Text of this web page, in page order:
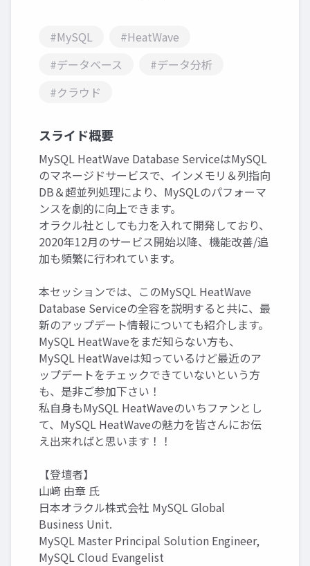
#MySQL
#HeatWave
#データベース
#データ分析
#クラウド
スライド概要
MySQL HeatWave Database ServiceはMySQL
のマネージドサービスで、インメモリ＆列指向
DB＆超並列処理により、MySQLのパフォーマ
ンスを劇的に向上できます。
オラクル社としても力を入れて開発しており、
2020年12月のサービス開始以降、機能改善/追
加も頻繁に行われています。
本セッションでは、このMySQL HeatWave
Database Serviceの全容を説明すると共に、最
新のアップデート情報についても紹介します。
MySQL HeatWaveをまだ知らない方も、
MySQL HeatWaveは知っているけど最近のア
ップデートをチェックできていないという方
も、是非ご参加下さい！
私自身もMySQL HeatWaveのいちファンとし
て、MySQL HeatWaveの魅力を皆さんにお伝
え出来ればと思います！！
【登壇者】
山﨑 由章 氏
日本オラクル株式会社 MySQL Global
Business Unit.
MySQL Master Principal Solution Engineer,
MySQL Cloud Evangelist